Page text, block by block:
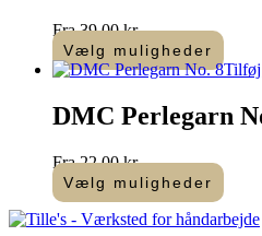
Mulighederne
kan
vælges
varesiden
Fra39,00kr.
Vælg muligheder
Dette
har
flere
Mulighederne
kan
vælges
på
Tilføj
DMC Perlegarn
Fra22,00kr.
Vælg muligheder
Dette
vare